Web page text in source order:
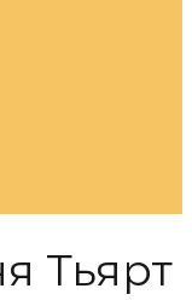
Тьярт